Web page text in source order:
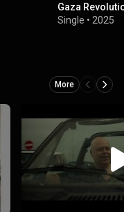
Gaza
Single • 2025
More